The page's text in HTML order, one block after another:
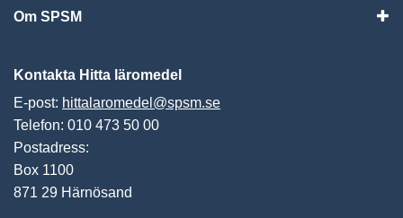
Om SPSM
Kontakta Hitta läromedel
E-post: hittalaromedel@spsm.se
Telefon: 010 473 50 00
Postadress:
Box 1100
871 29 Härnösand